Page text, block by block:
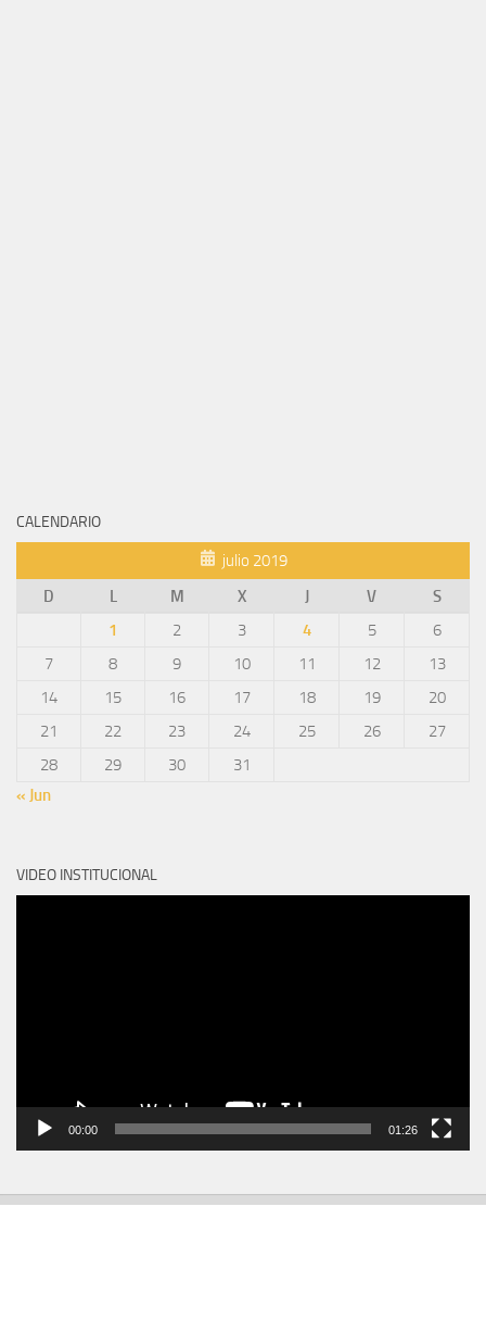
CALENDARIO
julio 2019
D
L M X J V
S
1
2 3 4 5
6
7
8 9 10 11 12
13
14
15 16 17 18 19
20
21
22 23 24 25 26
27
28
29 30
31
« Jun
VIDEO INSTITUCIONAL
00:00 01:26